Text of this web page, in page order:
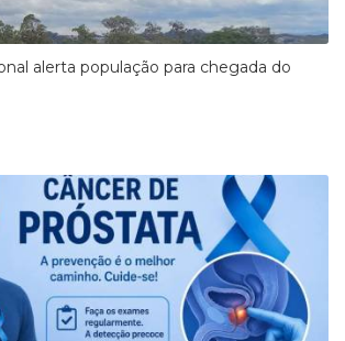
alerta população para chegada do